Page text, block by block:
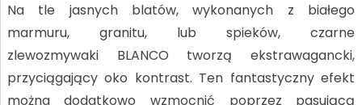
Na tle jasnych blatów, wykonanych z białego
marmuru, granitu, lub spieków, czarne
zlewozmywaki BLANCO tworzą ekstrawagancki,
przyciągający oko kontrast. Ten fantastyczny efekt
można dodatkowo wzmocnić poprzez pasującą